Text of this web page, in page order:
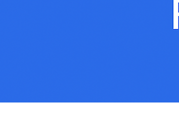
haasteensa – erityisesti kun kyse
kansainvälisillä markkinoilla. Tässä
monikielinen SEO ei ole enää vain